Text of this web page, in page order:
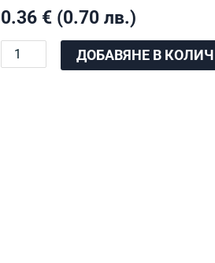
0.36 € (0.70 лв.)
количество
за
ДОБАВЯНЕ В